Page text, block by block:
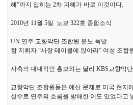
해”까지 입히는 2차 피해가 바로 이것이다.
2010년 11월 5일 노보 322호 종합소식
UN 연주 교향악단 조합원 분노 폭발
함 지휘자 “사장 테이블에 앉아라” 여성 조합
사측의 대대적인 홍보와는 달리 KBS교향악
교향악단 조합원들은 예산 문제로 미국 현지
실수로 연주의 흐름을 방해한 이도 있었다고